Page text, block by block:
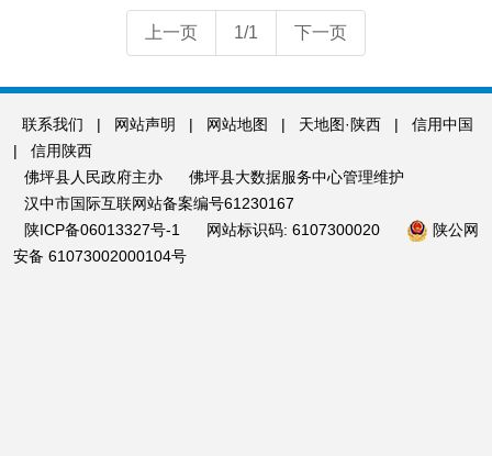
上一页 1/1 下一页
联系我们 | 网站声明 | 网站地图 | 天地图·陕西 |
信用中国
|
信用陕西
佛坪县人民政府主办
佛坪县大数据服务中心管理维护
汉中市国际互联网站备案编号61230167
陕ICP备06013327号-1
网站标识码: 6107300020
陕公网
安备 61073002000104号